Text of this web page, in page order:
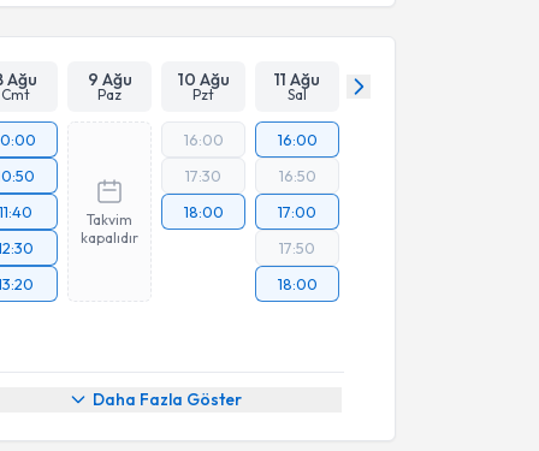
Ağu
Cmt
9 Ağu
Paz
10 Ağu
Pzt
11 Ağu
Sal
11:40
Takvim
kapalıdır
16:00
17:30
18:00
16:00
16:50
17:00
17:50
18:00
Daha Fazla Göster